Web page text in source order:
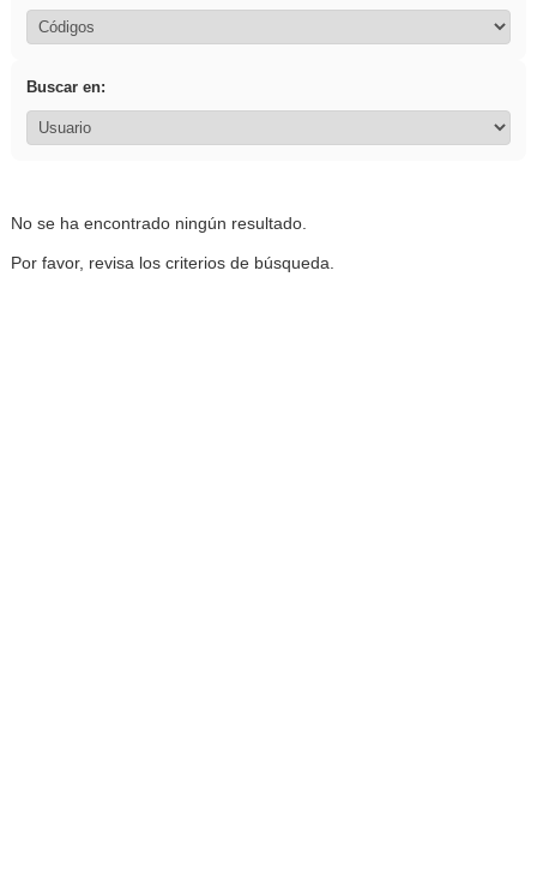
Buscar en:
No se ha encontrado ningún resultado.
Por favor, revisa los criterios de búsqueda.